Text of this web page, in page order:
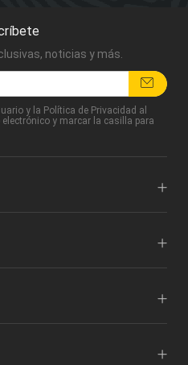
noticias y más.
y la Política de Privacidad al
y marcar la casilla para